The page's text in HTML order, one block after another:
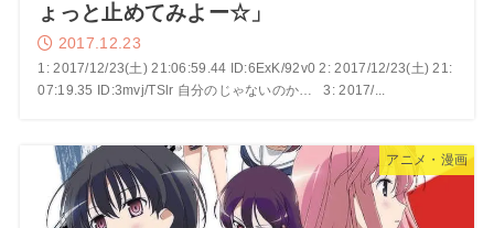
ょっと止めてみよー☆」
2017.12.23
1: 2017/12/23(土) 21:06:59.44 ID:6ExK/92v0 2: 2017/12/23(土) 21:
07:19.35 ID:3mvj/TSlr 自分のじゃないのか… 3: 2017/...
アニメ・漫画